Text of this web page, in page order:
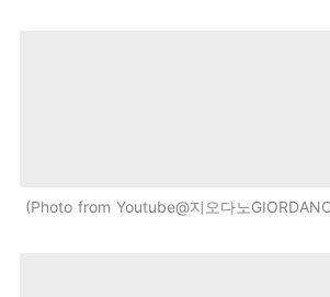
Photo from Youtube@지오다노